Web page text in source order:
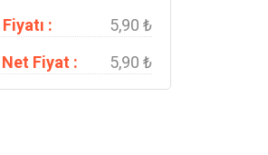
:
5,90 ₺
Net Fiyat :
5,90 ₺